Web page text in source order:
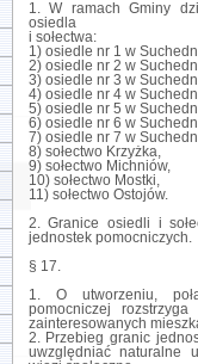
1. W ramach Gminy
osiedla
i sołectwa:
1) osiedle nr 1 w
2) osiedle nr 2 w
3) osiedle nr 3 w
4) osiedle nr 4 w
5) osiedle nr 5 w
6) osiedle nr 6 w
7) osiedle nr 7 w
8) sołectwo Krzyżka,
9) sołectwo Michniów,
10) sołectwo Mostki,
11) sołectwo Ostojów.
2. Granice osiedli i
jednostek pomocniczych.
§ 17.
1. O utworzeniu,
pomocniczej
zainteresowanych
2. Przebieg granic
uwzględniać naturalne